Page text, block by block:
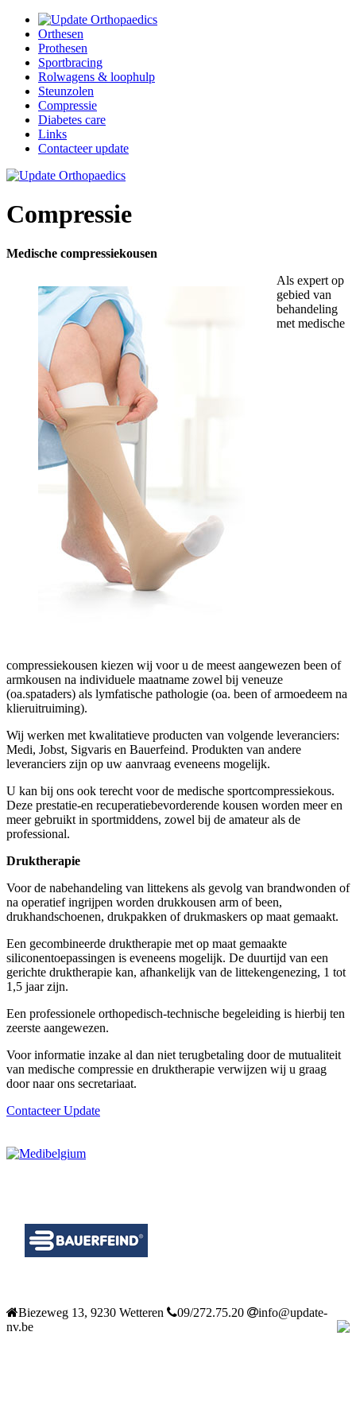
Orthesen
Prothesen
Sportbracing
Rolwagens & loophulp
Steunzolen
Compressie
Diabetes care
Links
Contacteer update
Compressie
Medische compressiekousen
Als expert op
gebied van
behandeling
met medische
compressiekousen kiezen wij voor u de meest aangewezen been of
armkousen na individuele maatname zowel bij veneuze
(oa.spataders) als lymfatische pathologie (oa. been of armoedeem na
klieruitruiming).
Wij werken met kwalitatieve producten van volgende leveranciers:
Medi, Jobst, Sigvaris en Bauerfeind. Produkten van andere
leveranciers zijn op uw aanvraag eveneens mogelijk.
U kan bij ons ook terecht voor de medische sportcompressiekous.
Deze prestatie-en recuperatiebevorderende kousen worden meer en
meer gebruikt in sportmiddens, zowel bij de amateur als de
professional.
Druktherapie
Voor de nabehandeling van littekens als gevolg van brandwonden of
na operatief ingrijpen worden drukkousen arm of been,
drukhandschoenen, drukpakken of drukmaskers op maat gemaakt.
Een gecombineerde druktherapie met op maat gemaakte
siliconentoepassingen is eveneens mogelijk. De duurtijd van een
gerichte druktherapie kan, afhankelijk van de littekengenezing, 1 tot
1,5 jaar zijn.
Een professionele orthopedisch-technische begeleiding is hierbij ten
zeerste aangewezen.
Voor informatie inzake al dan niet terugbetaling door de mutualiteit
van medische compressie en druktherapie verwijzen wij u graag
door naar ons secretariaat.
Contacteer Update
Biezeweg 13, 9230 Wetteren 09/272.75.20
info@update-
nv.be